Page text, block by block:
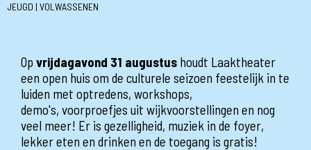
JEUGD | VOLWASSENEN
Op vrijdagavond 31 augustus houdt Laaktheater
een open huis om de culturele seizoen feestelijk in te
luiden met optredens, workshops,
demo's, voorproefjes uit wijkvoorstellingen en nog
veel meer! Er is gezelligheid, muziek in de foyer,
lekker eten en drinken en de toegang is gratis!